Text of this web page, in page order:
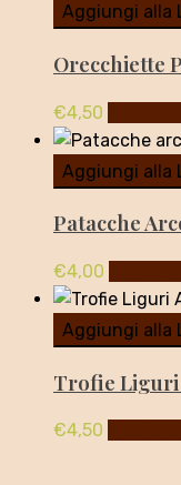
Aggiungi alla
Orecchiette
€4,50
Aggiungi alla
Patacche
€4,00
Aggiungi alla
Trofie
€4,50